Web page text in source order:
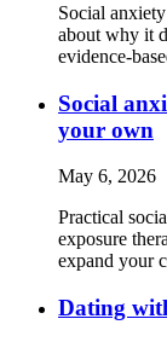
Social
about why it
evidence-
Social
your own
May 6, 2026
Practical
exposure
expand your
Dating